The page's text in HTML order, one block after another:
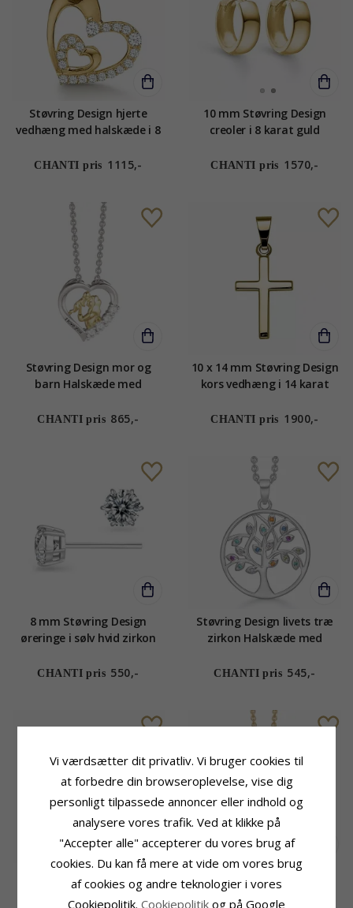
Støvring Design hjerte
vedhæng med halskæde i 8
sølvhalskæde hvid zirkon
CHANTI pris 1115,-
10 mm Støvring Design
creoler i 8 karat guld
CHANTI pris 1570,-
Støvring Design mor og
barn Halskæde med
med forgyldt sølv hvid
CHANTI pris 865,-
10 x 14 mm Støvring Design
kors vedhæng i 14 karat
CHANTI pris 1900,-
8 mm Støvring Design
øreringe i sølv hvid zirkon
CHANTI pris 550,-
Støvring Design livets træ
zirkon Halskæde med
zirkon
CHANTI pris 545,-
creoler i 8 karat guld
Støvring Design
studenterhue halskæde i
Vi værdsætter dit privatliv. Vi bruger cookies til
at forbedre din browseroplevelse, vise dig
personligt tilpassede annoncer eller indhold og
analysere vores trafik. Ved at klikke på
"Accepter alle" accepterer du vores brug af
cookies. Du kan få mere at vide om vores brug
af cookies og andre teknologier i vores
Cookiepolitik. Cookiepolitik og på Google